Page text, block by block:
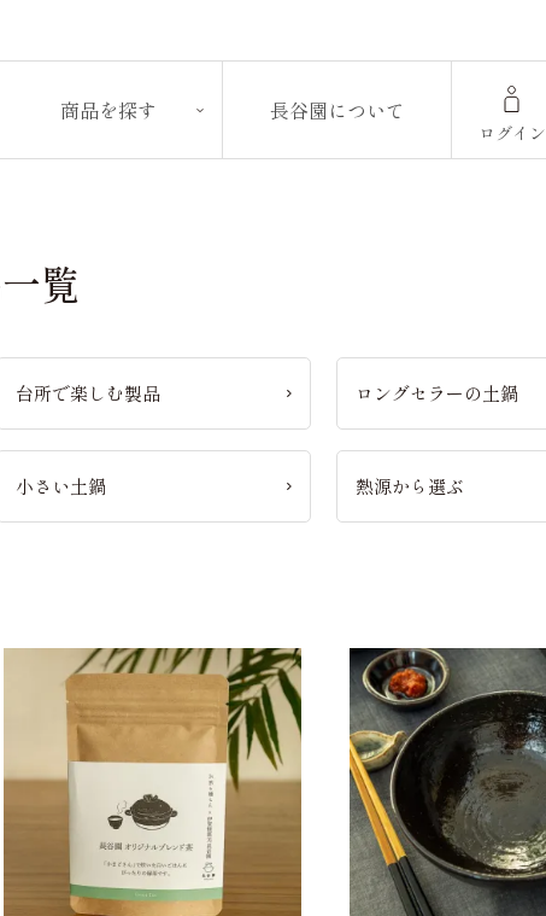
商品を探す 長谷園について
ログイン
覧
台所で楽しむ製品 ロングセラーの土鍋
小さい土鍋 熱源から選ぶ